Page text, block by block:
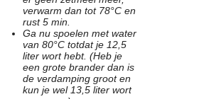
verwarm dan tot 78°C en
rust 5 min.
Ga nu spoelen met water
van 80°C totdat je 12,5
liter wort hebt. (Heb je
een grote brander dan is
de verdamping groot en
kun je wel 13,5 liter wort
Media